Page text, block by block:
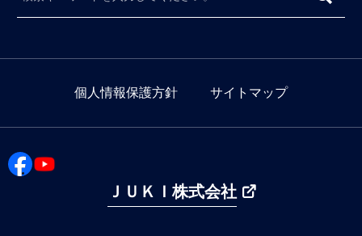
個人情報保護方針 サイトマップ
ＪＵＫＩ株式会社